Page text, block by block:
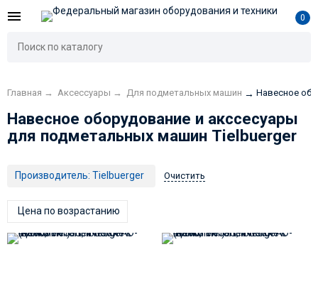
0
Главная → Аксесcуары → Для подметальных машин → Навесное
Навесное оборудование и акссесуары
для подметальных машин Tielbuerger
Производитель: Tielbuerger Очистить
Цена по возрастанию